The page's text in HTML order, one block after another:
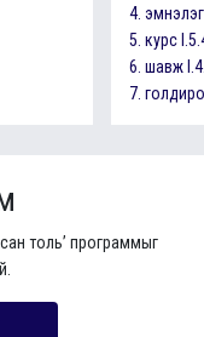
4. эмнэлэг
5. курс
6. шавж
7.
толь’ программыг